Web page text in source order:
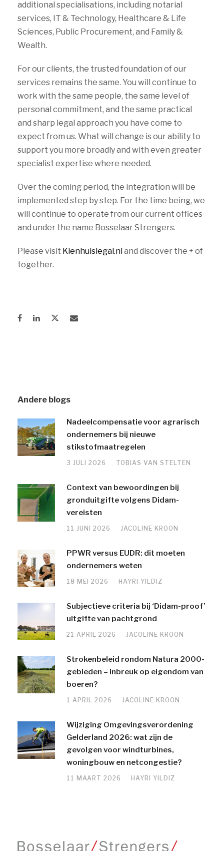
additional specialisations, including notarial
services, IT & Technology, Healthcare & Life
Sciences, Public Procurement, and Family &
Wealth.
For our clients, the trusted foundation of our
services remains the same. You will continue to
work with the same people, the same level of
personal commitment, and the same practical
and sharp legal approach you have come to
expect from us. What will change is our ability to
support you more broadly and with even greater
specialist expertise where needed.
Over the coming period, the integration will be
implemented step by step. For the time being, we
will continue to operate from our current offices
and under the name Bosselaar Strengers.
Please visit Kienhuislegal.nland discover the + of
together.
Andere blogs
Nadeelcompensatie voor agrarisch
ondernemers bij nieuwe
stikstofmaatregelen
3 JULI 2026 TOBIAS VAN STELTEN
Context van bewoordingen bij
gronduitgifte volgens Didam-
vereisten
11 JUNI 2026 JACOLINE KROON
PPWR versus EUDR: dit moeten
ondernemers weten
18 MEI 2026 HAYRI YILDIZ
Subjectieve criteria bij ‘Didam-proof’
uitgifte van pachtgrond
21 APRIL 2026 JACOLINE KROON
Strokenbeleid rondom Natura 2000-
gebieden – inbreuk op eigendom van
boeren?
1 APRIL 2026 JACOLINE KROON
Wijziging Omgevingsverordening
Gelderland 2026: wat zijn de
gevolgen voor windturbines,
woningbouw en netcongestie?
11 MAART 2026 HAYRI YILDIZ